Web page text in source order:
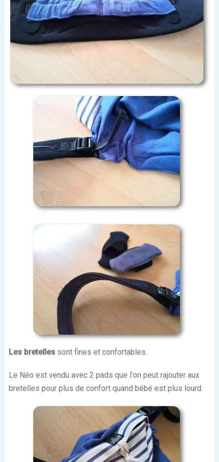
Les bretellessont fines et confortables.
Le Néo est vendu avec 2 pads que l'on peut rajouter aux
bretelles pour plus de confort quand bébé est plus lourd.